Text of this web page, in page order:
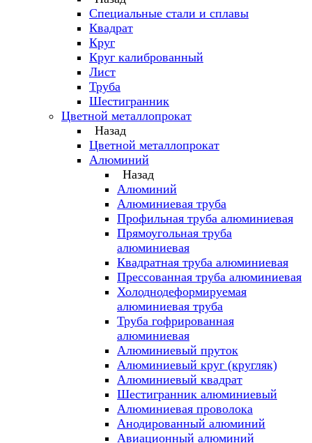
Специальные стали и сплавы
Квадрат
Круг
Круг калиброванный
Лист
Труба
Шестигранник
Цветной металлопрокат
Назад
Цветной металлопрокат
Алюминий
Назад
Алюминий
Алюминиевая труба
Профильная труба алюминиевая
Прямоугольная труба
алюминиевая
Квадратная труба алюминиевая
Прессованная труба алюминиевая
Холоднодеформируемая
алюминиевая труба
Труба гофрированная
алюминиевая
Алюминиевый пруток
Алюминиевый круг (кругляк)
Алюминиевый квадрат
Шестигранник алюминиевый
Алюминиевая проволока
Анодированный алюминий
Авиационный алюминий